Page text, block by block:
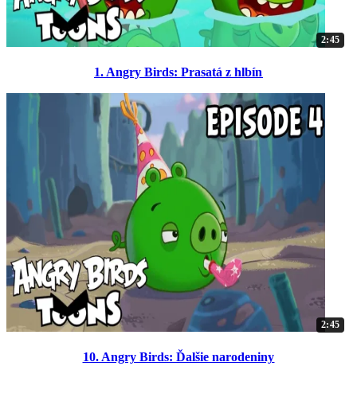
2:45
1. Angry Birds: Prasatá z hlbín
2:45
10. Angry Birds: Ďalšie narodeniny